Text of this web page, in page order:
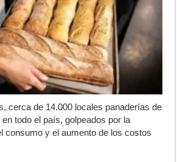
un robo y pide ayuda
la Peregrinación a Luján 2026
una técnica para aumentar los trasplantes de
cerca de 14.000 locales panaderías de
todo el país, golpeados por la
consumo y el aumento de los costos